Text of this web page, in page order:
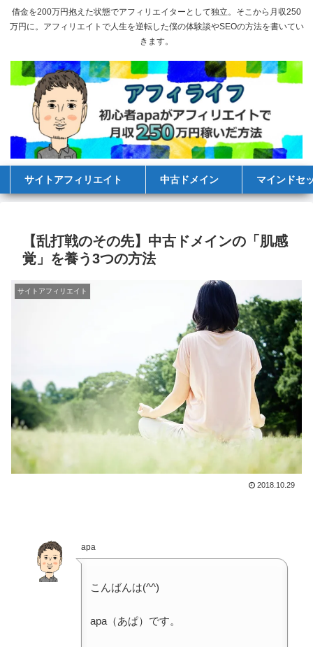
借金を200万円抱えた状態でアフィリエイターとして独立。そこから月収250
万円に。アフィリエイトで人生を逆転した僕の体験談やSEOの方法を書いてい
きます。
サイトアフィリエイト 中古ドメイン マインドセ
【乱打戦のその先】中古ドメインの「肌感
覚」を養う3つの方法
サイトアフィリエイト
2018.10.29
apa
こんばんは(^^)
apa（あぱ）です。